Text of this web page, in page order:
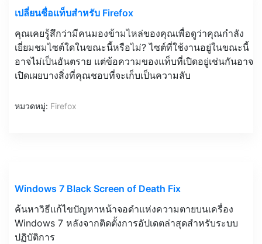
เปลี่ยนชื่อแท็บสำหรับ Firefox
คุณเคยรู้สึกว่ามีคนมองข้ามไหล่ของคุณเพื่อดูว่าคุณกำลัง
เยี่ยมชมไซต์ใดในขณะนี้หรือไม่? ไซต์ที่ใช้งานอยู่ในขณะนี้
อาจไม่เป็นอันตราย แต่ข้อความของแท็บที่เปิดอยู่เช่นกันอาจ
เปิดเผยบางสิ่งที่คุณชอบที่จะเก็บเป็นความลับ
หมวดหมู่: Firefox
Windows 7 Black Screen of Death Fix
ค้นหาวิธีแก้ไขปัญหาหน้าจอดำแห่งความตายบนเครื่อง
Windows 7 หลังจากติดตั้งการอัปเดตล่าสุดสำหรับระบบ
ปฏิบัติการ